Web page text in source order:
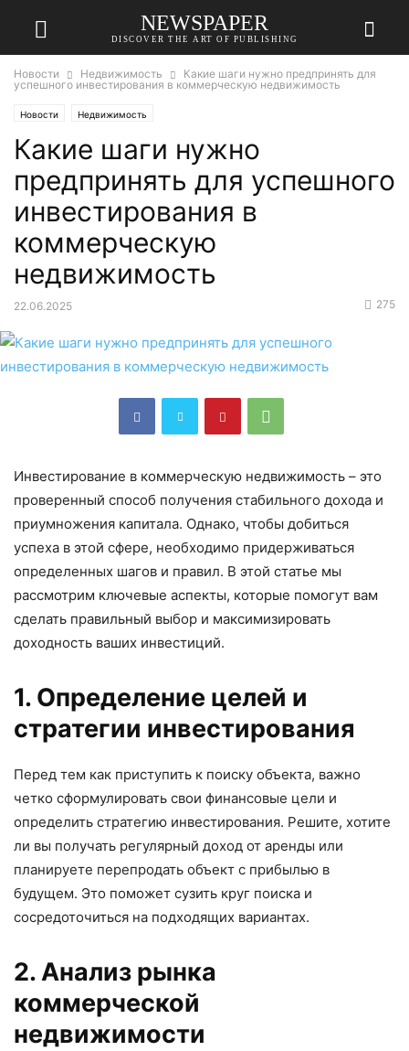
NEWSPAPER
DISCOVER THE ART OF PUBLISHING
Новости Недвижимость
Какие шаги нужно предпринять для
успешного инвестирования в коммерческую недвижимость
Новости Недвижимость
Какие шаги нужно
предпринять для успешного
инвестирования в
коммерческую
недвижимость
22.06.2025 275
Инвестирование в коммерческую недвижимость – это
проверенный способ получения стабильного дохода и
приумножения капитала. Однако, чтобы добиться
успеха в этой сфере, необходимо придерживаться
определенных шагов и правил. В этой статье мы
рассмотрим ключевые аспекты, которые помогут вам
сделать правильный выбор и максимизировать
доходность ваших инвестиций.
1. Определение целей и
стратегии инвестирования
Перед тем как приступить к поиску объекта, важно
четко сформулировать свои финансовые цели и
определить стратегию инвестирования. Решите, хотите
ли вы получать регулярный доход от аренды или
планируете перепродать объект с прибылью в
будущем. Это поможет сузить круг поиска и
сосредоточиться на подходящих вариантах.
2. Анализ рынка
коммерческой
недвижимости